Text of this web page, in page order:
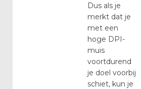
Dus als je
merkt dat je
met een
hoge DPI-
muis
voortdurend
je doel voorbij
schiet, kun je